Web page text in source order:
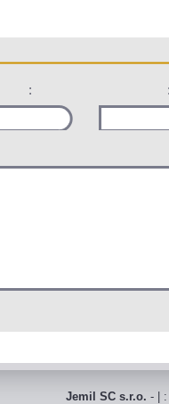
:
Jemil SC s.r.o. - |